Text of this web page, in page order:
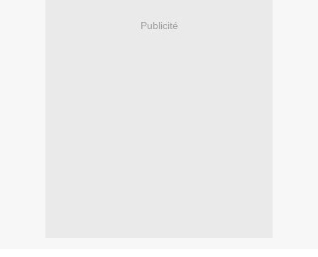
Publicité